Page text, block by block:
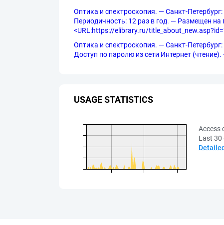
Оптика и спектроскопия. — Санкт-
Периодичность: 12 раз в год. — Размещен
<URL:https://elibrary.ru/
Оптика и спектроскопия. — Санкт-
Доступ по паролю из сети Интернет
USAGE STATISTICS
Access
Last 30